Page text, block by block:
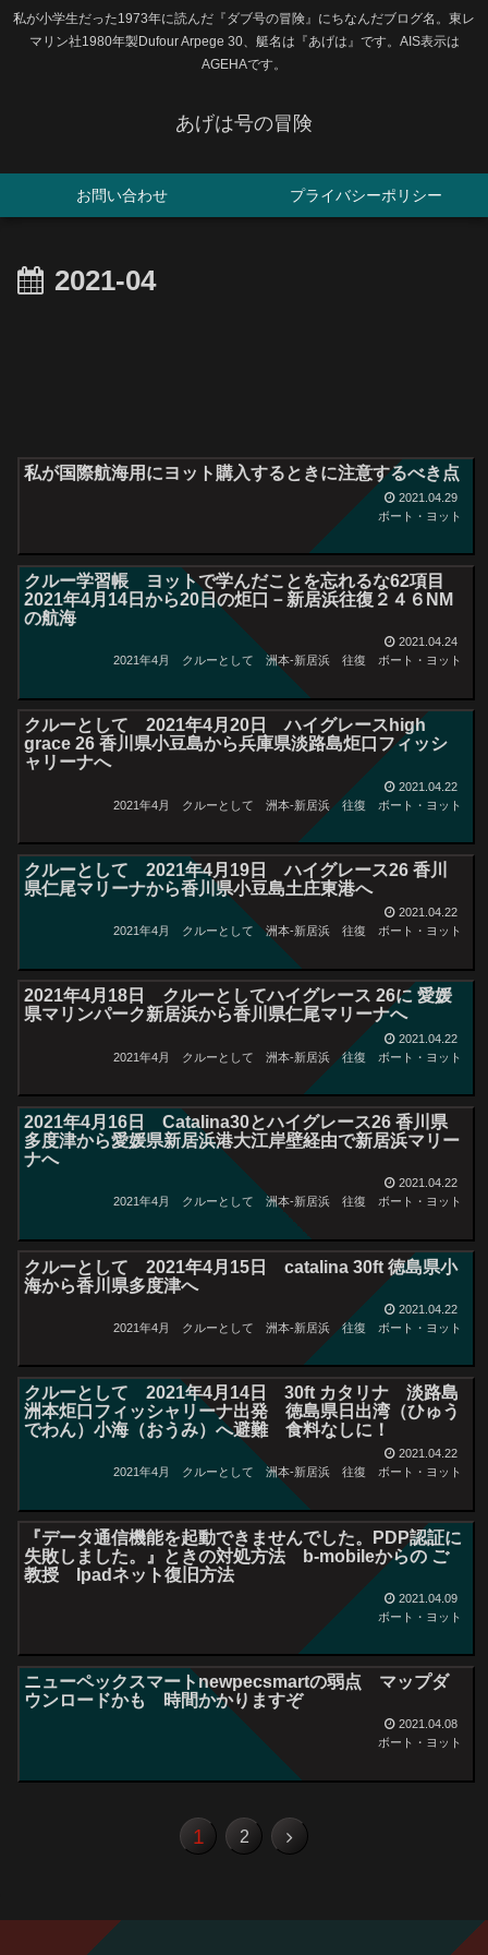
私が小学生だった1973年に読んだ『ダブ号の冒険』にちなんだブログ名。東レ
マリン社1980年製Dufour Arpege 30、艇名は『あげは』です。AIS表示は
AGEHAです。
あげは号の冒険
お問い合わせ プライバシーポリシー
2021-04
私が国際航海用にヨット購入するときに注意するべき点
2021.04.29
ボート・ヨット
クルー学習帳 ヨットで学んだことを忘れるな62項目
2021年4月14日から20日の炬口－新居浜往復２４６NM
の航海
2021.04.24
2021年4月 クルーとして 洲本-新居浜 往復
ボート・ヨット
クルーとして 2021年4月20日 ハイグレースhigh
grace 26 香川県小豆島から兵庫県淡路島炬口フィッシ
ャリーナへ
2021.04.22
2021年4月 クルーとして 洲本-新居浜 往復
ボート・ヨット
クルーとして 2021年4月19日 ハイグレース26 香川
県仁尾マリーナから香川県小豆島土庄東港へ
2021.04.22
2021年4月 クルーとして 洲本-新居浜 往復
ボート・ヨット
2021年4月18日 クルーとしてハイグレース 26に 愛媛
県マリンパーク新居浜から香川県仁尾マリーナへ
2021.04.22
2021年4月 クルーとして 洲本-新居浜 往復
ボート・ヨット
2021年4月16日 Catalina30とハイグレース26 香川県
多度津から愛媛県新居浜港大江岸壁経由で新居浜マリー
ナへ
2021.04.22
2021年4月 クルーとして 洲本-新居浜 往復
ボート・ヨット
クルーとして 2021年4月15日 catalina 30ft 徳島県小
海から香川県多度津へ
2021.04.22
2021年4月 クルーとして 洲本-新居浜 往復
ボート・ヨット
クルーとして 2021年4月14日 30ft カタリナ 淡路島
洲本炬口フィッシャリーナ出発 徳島県日出湾（ひゅう
でわん）小海（おうみ）へ避難 食料なしに！
2021.04.22
2021年4月 クルーとして 洲本-新居浜 往復
ボート・ヨット
『データ通信機能を起動できませんでした。PDP認証に
失敗しました。』ときの対処方法 b-mobileからの ご
教授 Ipadネット復旧方法
2021.04.09
ボート・ヨット
ニューペックスマートnewpecsmartの弱点 マップダ
ウンロードかも 時間かかりますぞ
2021.04.08
ボート・ヨット
1 2